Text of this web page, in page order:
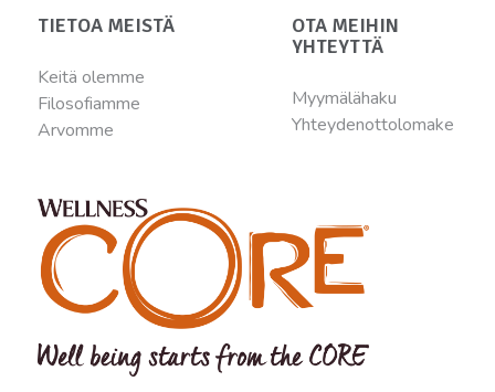
TIETOA MEISTÄ
Keitä olemme
Filosofiamme
Arvomme
OTA MEIHIN
YHTEYTTÄ
Myymälähaku
Yhteydenottolomake